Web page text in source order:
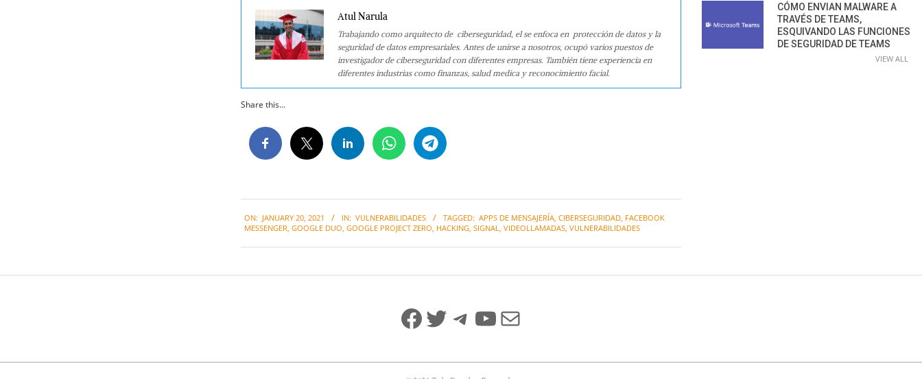
Atul Narula
Trabajando como arquitecto de ciberseguridad, el se enfoca en protección de datos y la
seguridad de datos empresariales. Antes de unirse a nosotros, ocupó varios puestos de
investigador de ciberseguridad con diferentes empresas. También tiene experiencia en
diferentes industrias como finanzas, salud medica y reconocimiento facial.
Share this...
01-
ON: JANUARY 20, 2021 IN: VULNERABILIDADES TAGGED: APPS DE MENSAJERÍA, CIBERSEGURIDAD, FACEBOOK
MESSENGER, GOOGLE DUO, GOOGLE PROJECT ZERO, HACKING, SIGNAL, VIDEOLLAMADAS, VULNERABILIDADES
CÓMO ENVIAN MALWARE A
TRAVÉS DE TEAMS,
ESQUIVANDO LAS FUNCIONES
DE SEGURIDAD DE TEAMS
VIEW ALL
Facebook
Twitter
Telegram
YouTube
Mail